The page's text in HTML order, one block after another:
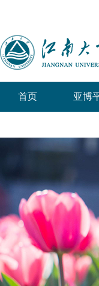
首页 亚博